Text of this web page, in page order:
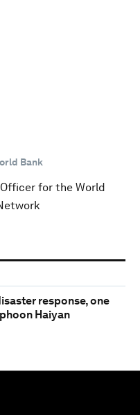
Bank
for the World
response, one
Haiyan